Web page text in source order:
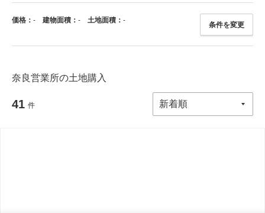
価格： - 建物面積： - 土地面積： -
条件を変更
奈良営業所の土地購入
41 件